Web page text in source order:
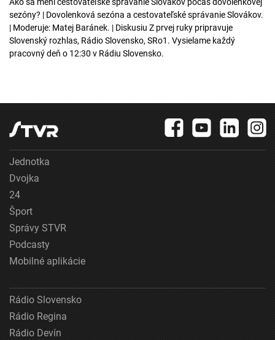
Ako sa mení cestovateľské správanie Slovákov počas dovolenkovej
sezóny? | Dovolenková sezóna a cestovateľské správanie Slovákov.
| Moderuje: Matej Baránek. | Diskusiu Z prvej ruky pripravuje
Slovenský rozhlas, Rádio Slovensko, SRo1. Vysielame každý
pracovný deň o 12:30 v Rádiu Slovensko.
Jednotka
Dvojka
24
Šport
Správy STVR
Podcasty
Mobilné aplikácie
Rádio Slovensko
Rádio Regina
Rádio Devín